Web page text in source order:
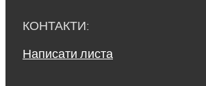
КОНТАКТИ:
Написати листа